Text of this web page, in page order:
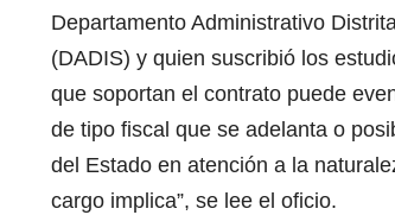
Departamento Administrativo
(DADIS) y quien suscribió los
que soportan el contrato puede
de tipo fiscal que se adelanta o
del Estado en atención a la
cargo implica”, se lee el oficio.